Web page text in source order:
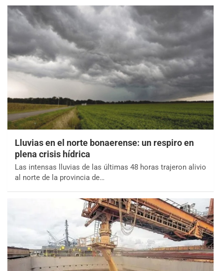
Lluvias en el norte bonaerense: un respiro en
plena crisis hídrica
Las intensas lluvias de las últimas 48 horas trajeron alivio
al norte de la provincia de…